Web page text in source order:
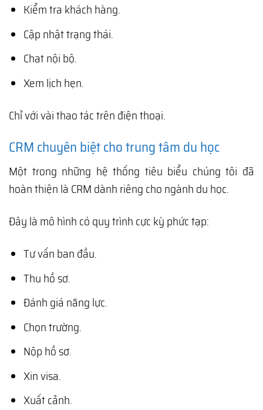
Kiểm tra khách hàng.
Cập nhật trạng thái.
Chat nội bộ.
Xem lịch hẹn.
Chỉ với vài thao tác trên điện thoại.
CRM chuyên biệt cho trung tâm du học
Một trong những hệ thống tiêu biểu chúng tôi đã
hoàn thiện là CRM dành riêng cho ngành du học.
Đây là mô hình có quy trình cực kỳ phức tạp:
Tư vấn ban đầu.
Thu hồ sơ.
Đánh giá năng lực.
Chọn trường.
Nộp hồ sơ.
Xin visa.
Xuất cảnh.